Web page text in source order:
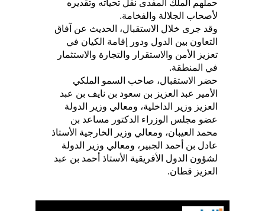
حملهم الملك المفدى نقل تحياته وتقديره
لأصحاب الجلالة والفخامة.
وقد جرى خلال الاستقبال، الحديث عن آفاق
التعاون بين الدول ودور إقامة الكيان في
تعزيز الأمن والاستقرار والتجارة والاستثمار
في المنطقة.
حضر الاستقبال، صاحب السمو الملكي
الأمير عبد العزيز بن سعود بن نايف بن عبد
العزيز وزير الداخلية، ومعالي وزير الدولة
عضو مجلس الوزراء الدكتور مساعد بن
محمد العيبان، ومعالي وزير الخارجية الأستاذ
عادل بن أحمد الجبير، ومعالي وزير الدولة
لشؤون الدول الأفريقية الأستاذ أحمد بن عبد
العزيز قطان.